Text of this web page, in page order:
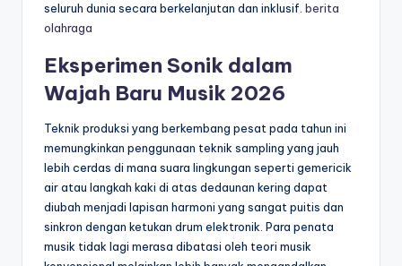
seluruh dunia secara berkelanjutan dan inklusif. berita
olahraga
Eksperimen Sonik dalam
Wajah Baru Musik 2026
Teknik produksi yang berkembang pesat pada tahun ini
memungkinkan penggunaan teknik sampling yang jauh
lebih cerdas di mana suara lingkungan seperti gemericik
air atau langkah kaki di atas dedaunan kering dapat
diubah menjadi lapisan harmoni yang sangat puitis dan
sinkron dengan ketukan drum elektronik. Para penata
musik tidak lagi merasa dibatasi oleh teori musik